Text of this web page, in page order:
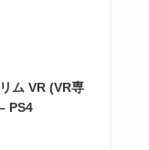
ム VR (VR専
PS4